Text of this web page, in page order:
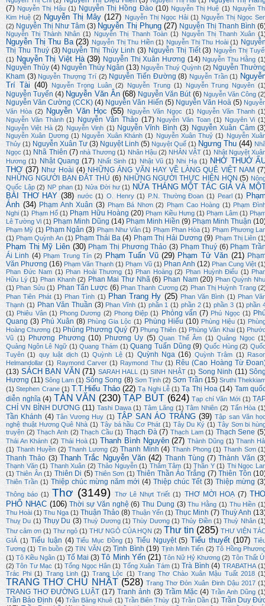
(7) Nguyễn Thị Hậu (1) Nguyễn Thị Hồng Đào (10) Nguyễn Thị Huệ (1) Nguyễn
Kim Huệ (2) Nguyễn Thị Mây (127) Nguyễn Thị Ngọc Hải (1) Nguyễn Thị Ngọc
(2) Nguyễn Thị Như Tâm (3) Nguyễn Thị Phụng (27) Nguyễn Thị Thanh Bình
Nguyễn Thị Thành Nhân (1) Nguyễn Thị Thanh Toàn (1) Nguyễn Thị Thanh Xuân
Nguyễn Thị Thu Ba (23) Nguyễn Thị Thu Hiền (1) Nguyễn Thị Thu Hoài (1)
Thị Thu Thuý (3) Nguyễn Thị Thùy Linh (3) Nguyễn Thị Tiết (3) Nguyễn Thị
(1) Nguyễn Thị Việt Hà (39) Nguyễn Thị Xuân Hương (14) Nguyễn Thu Hằng
Nguyễn Thủy (4) Nguyễn Thúy Ngân (13) Nguyễn Thuý Quỳnh (2) Nguyễn
Kham (3) Nguyễn Thượng Trí (2) Nguyễn Tiến Đường (8) Nguyễn Trần (1)
Trí Tài (40) Nguyễn Trọng Luân (2) Nguyễn Trung (1) Nguyễn Trung Nguyên
Nguyễn Tuyển (4) Nguyễn Văn Ân (68) Nguyễn Văn Bút (6) Nguyễn Văn Công
Nguyễn Văn Cường (CCK) (4) Nguyễn Văn Hiến (5) Nguyễn Văn Hoà (5)
Văn Hòa (2) Nguyễn Văn Học (55) Nguyễn Văn Ngọc (1) Nguyễn Văn Thanh
Nguyễn Văn Thành (1) Nguyễn Văn Thảo (17) Nguyễn Văn Toan (1) Nguyên Vi
Nguyễn Việt Hà (2) Nguyễn Vinh (1) Nguyễn Vĩnh Bình (3) Nguyễn Xuân Cảm
Nguyễn Xuân Dương (1) Nguyễn Xuân Khánh (1) Nguyễn Xuân Thuỷ (1) Nguyễn
Thủy (1) Nguyễn Xuân Tư (3) Nguyệt Linh (5) Nguyệt Quế (1) Ngưng Thu (44)
Ngọc (1) Nhã Thiên (7) nhà Thương (1) Nhân Hậu (2) NHÂN VẬT (1) Nhật Nguyệt
Hương (1) Nhật Quang (17) Nhất Sinh (1) Nhật Vũ (1) Nhi Hạ (1) NHỚ THUỞ
THƠ (37) Như Hoài (4) NHỮNG ÁNG VĂN HAY VỀ LÀNG QUÊ VIỆT NAM
NHỮNG NGƯỜI BẠN ĐÂT THỦ (6) NHỮNG NGƯỜI THỰC HIỆN HQN (5)
Quốc Lập (2) NP phan (1) Nửa Đời hư (1) NỬA THÁNG MỘT TÁC GIẢ VÀ
BÀI THƠ HAY (38) nước (1) O. Henry (1) P.N. Thường Đoan (1) Pearl (1)
Ánh (34) Phạm Anh Xuân (3) Phạm Bá Nhơn (2) Phạm Cao Hoàng (1) Phạm
Nghi (1) Phạm Hổ (1) Phạm Hữu Hoàng (20) Phạm Kiều Hưng (1) Phạm Lâm (1)
Lê Tường Vi (1) Phạm Minh Dũng (14) Phạm Minh Hiền (9) Phạm Minh Thuận
Phạm Mỹ (1) Phạm Ngân (3) Phạm Như Vân (1) Phạm Phan Hòa (1) Phạm Phương
(1) Phạm Quỳnh An (1) Phạm Thái Ba (4) Phạm Thị Hải Dương (9) Phạm Thị Liên
Phạm Thị Mỹ Liên (30) Phạm Thị Phương Thảo (3) Phạm Thuý (6) Phạm
Ái Linh (4) Phạm Trung Tín (2) Phạm Tuấn Vũ (29) Phạm Tử Văn (21)
Văn Phương (16) Phạm Văn Thạnh (1) Phạm Vũ (1) Phan Anh (12) Phan Cung Việt
Phan Đức Nam (1) Phan Hoài Thương (1) Phan Hoàng (2) Phan Huỳnh Điểu (1)
Hữu Lý (1) Phan Khanh (2) Phan Mai Thư Nhã (6) Phan Nam (20) Phan Quỳnh
(1) Phan Sửu (1) Phan Tấn Lược (6) Phan Thanh Cương (2) Phan Thị Huỳnh Trang
Phan Tiên Phát (1) Phan Tình (1) Phan Trang Hy (25) Phan Văn Bình (1) Phan
Thạnh (1) Phan Văn Thuần (3) Phan Vĩnh (1) phần 1 (1) phần 2 (1) phần 3 (1) phần
(1) Phiêu Vân (1) Phong Dương (2) Phong Điệp (1) Phỏng vấn (7) Phú Ngọc (1)
Quang (3) Phú Xuân (8) Phùng Gia Lộc (1) Phùng Hiếu (10) Phùng Hiệu (1)
Hoàng Chương (1) Phùng Phương Quý (7) Phụng Thiên (1) Phùng Văn Khai (1)
Vũ (1) Phương Phương (10) Phương Uy (5) Quan Thế Âm (1) Quảng Ngọc
Quảng Ngôn Lê Ngữ (1) Quang Thám (1) Quang Tuấn Dũng (9) Quốc Hùng (2)
Tuyên (1) quy luật dịch (1) Quỳnh Lệ (1) Quỳnh Nga (16) Quỳnh Trâm (1)
Helmandollar (1) Raymond Carver (1) Raymond Thư (1) Rêu (Cao Hoàng Từ
(13) SÁCH BẠN VĂN (71) SARAH HALL (1) SINH NHẬT (1) Song Ninh (11)
Hương (11) Sông Lam (1) Sông Song (8) Sơn Tịnh (2) Sơn Trần (15) Sruthi
(1) Stephen Crane (1) T.T.Hiếu Thảo (22) Tạ Nghi Lễ (1) Tạ Thị Hoa (14) Tam
diễn nghĩa (4) TẢN VĂN (230) TẠP BÚT (624) Tạp chí Văn Mới (1)
CHÍ VN BÌNH DƯƠNG (11) Tashi Dawa (1) Tâm Lãng (1) Tâm Nhiên (2) Tấn Hòa
Tần Khánh (4) Tân Vương Huy (1) TẬP SAN ÁO TRẮNG (39) Tập san Văn
nghệ thuật Hương Quê Nhà (1) Tây bá hầu Cơ Phát (1) Tây Du Ký (1) Tây Sơn bi
truyện (2) Thạch Anh (2) Thạch Cầu (1) Thạch Đà (7) Thạch Lam (1) Thạch Sene
Thái An Khánh (2) Thái Hoà (1) Thanh Bình Nguyên (27) Thành Dũng (1) Thanh
(1) Thanh Huyền (2) Thanh Lương (2) Thanh Minh (4) Thanh Phong (1) Thanh Sơn
Thanh Thảo (3) Thanh Trắc Nguyễn Văn (42) Thanh Tùng (7) Thành Văn
Thạnh Văn (1) Thanh Xuân (2) Thảo Nguyễn (1) Thâm Tâm (1) Thần Y (1) Thi Ngọc
(1) Thiên Ân (1) Thiên Di (5) Thiên Sơn (1) Thiên Thần Áo Trắng (7) Thiên Tôn
Thiên Trần (1) Thiệp chúc mừng năm mới (4) Thiệp chúc Tết (3) Thiệp mừng
Thông báo (1) Thơ (3149) Thơ Lê Nhựt Triết (1) THƠ MỜI HOẠ (7)
PHỔ NHẠC (106) Thời sự Văn nghệ (6) Thu Dung (3) Thu Hằng (1) Thu Hiền
Thu Hoài (1) Thu Nga (1) Thuận Thảo (8) Thuận Yến (1) Thục Minh (7) Thuỳ Anh
Thuỵ Du (1) Thụy Du (3) Thuỳ Dương (1) Thùy Dương (1) Thủy Điền (1) Thuỳ Nhân
Thư cảm ơn (1) Thư ngỏ (1) THƯ NGỎ CỦA HQN (2) Thư tin (285) THƯ VIỆN
GIẢ (1) Tiểu luận (4) Tiểu Mục Đồng (1) Tiểu Nguyệt (5) Tiểu thuyết (107)
Tương (1) Tin buồn (2) TIN VĂN (2) Tịnh Bình (19) Tịnh Minh Tiến (2) Tô Hồng
(1) Tô Kiều Ngân (1) Tố Mai (3) Tô Minh Yến (21) Tôn Nữ Hỷ Khương (2) Tôn Thất
(2) Tôn Tư Mạc (1) Tống Ngọc Hân (1) Tống Xuân Tám (1) Trà Bình (4) TRABATHA
Trác Phi (1) Trang Linh (1) Trang Lộc (1) Trang Thơ Chào Xuân Mậu Tuất 2018
TRANG THƠ CHỦ NHẬT (528) Trang Thơ Đón Xuân Đinh Dậu 2017
TRANG THƠ ĐƯỜNG LUẬT (17) Tranh ảnh (3) Trầm Mặc (4) Trần Anh Dũng
Trần Bảo Định (4) Trần Băng Khuê (1) Trần Biên Thùy (1) Trần Dần (1) Trần Duy